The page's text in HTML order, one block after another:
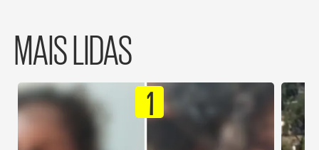
MAIS LIDAS
1